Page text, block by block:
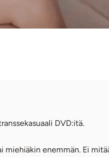
DVD:itä.
miehiäkin enemmän. Ei